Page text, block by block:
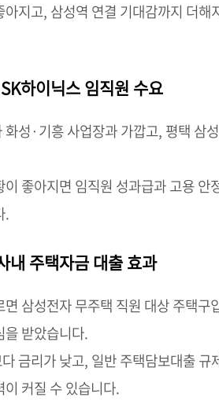
아지고, 삼성역 연결 기대감까지 더
하이닉스 임직원 수요
화성·기흥 사업장과 가깝고, 평택 삼
이 좋아지면 임직원 성과급과 고용
.
주택자금 대출 효과
삼성전자 무주택 직원 대상 주택
을 받았습니다.
금리가 낮고, 일반 주택담보대출
커질 수 있습니다.